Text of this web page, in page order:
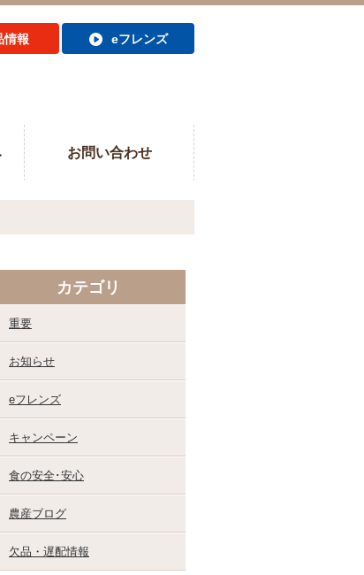
情報 eフレンズ
お問い合わせ
カテゴリ
重要
お知らせ
eフレンズ
キャンペーン
食の安全･安心
農産ブログ
欠品・遅配情報